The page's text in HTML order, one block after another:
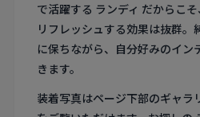
で活躍する ランディ だからこ
リフレッシュする効果は抜群
に保ちながら、自分好みのイン
きます。
装着写真はページ下部のギャラ